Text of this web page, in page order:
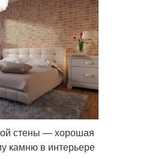
стены — хорошая
камню в интерьере